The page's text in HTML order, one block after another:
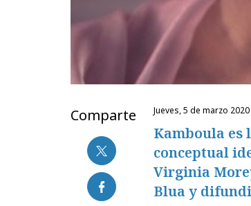
Comparte jueves, 5 de marzo 2020
Kamboula es
conceptual
Virginia
Blua y